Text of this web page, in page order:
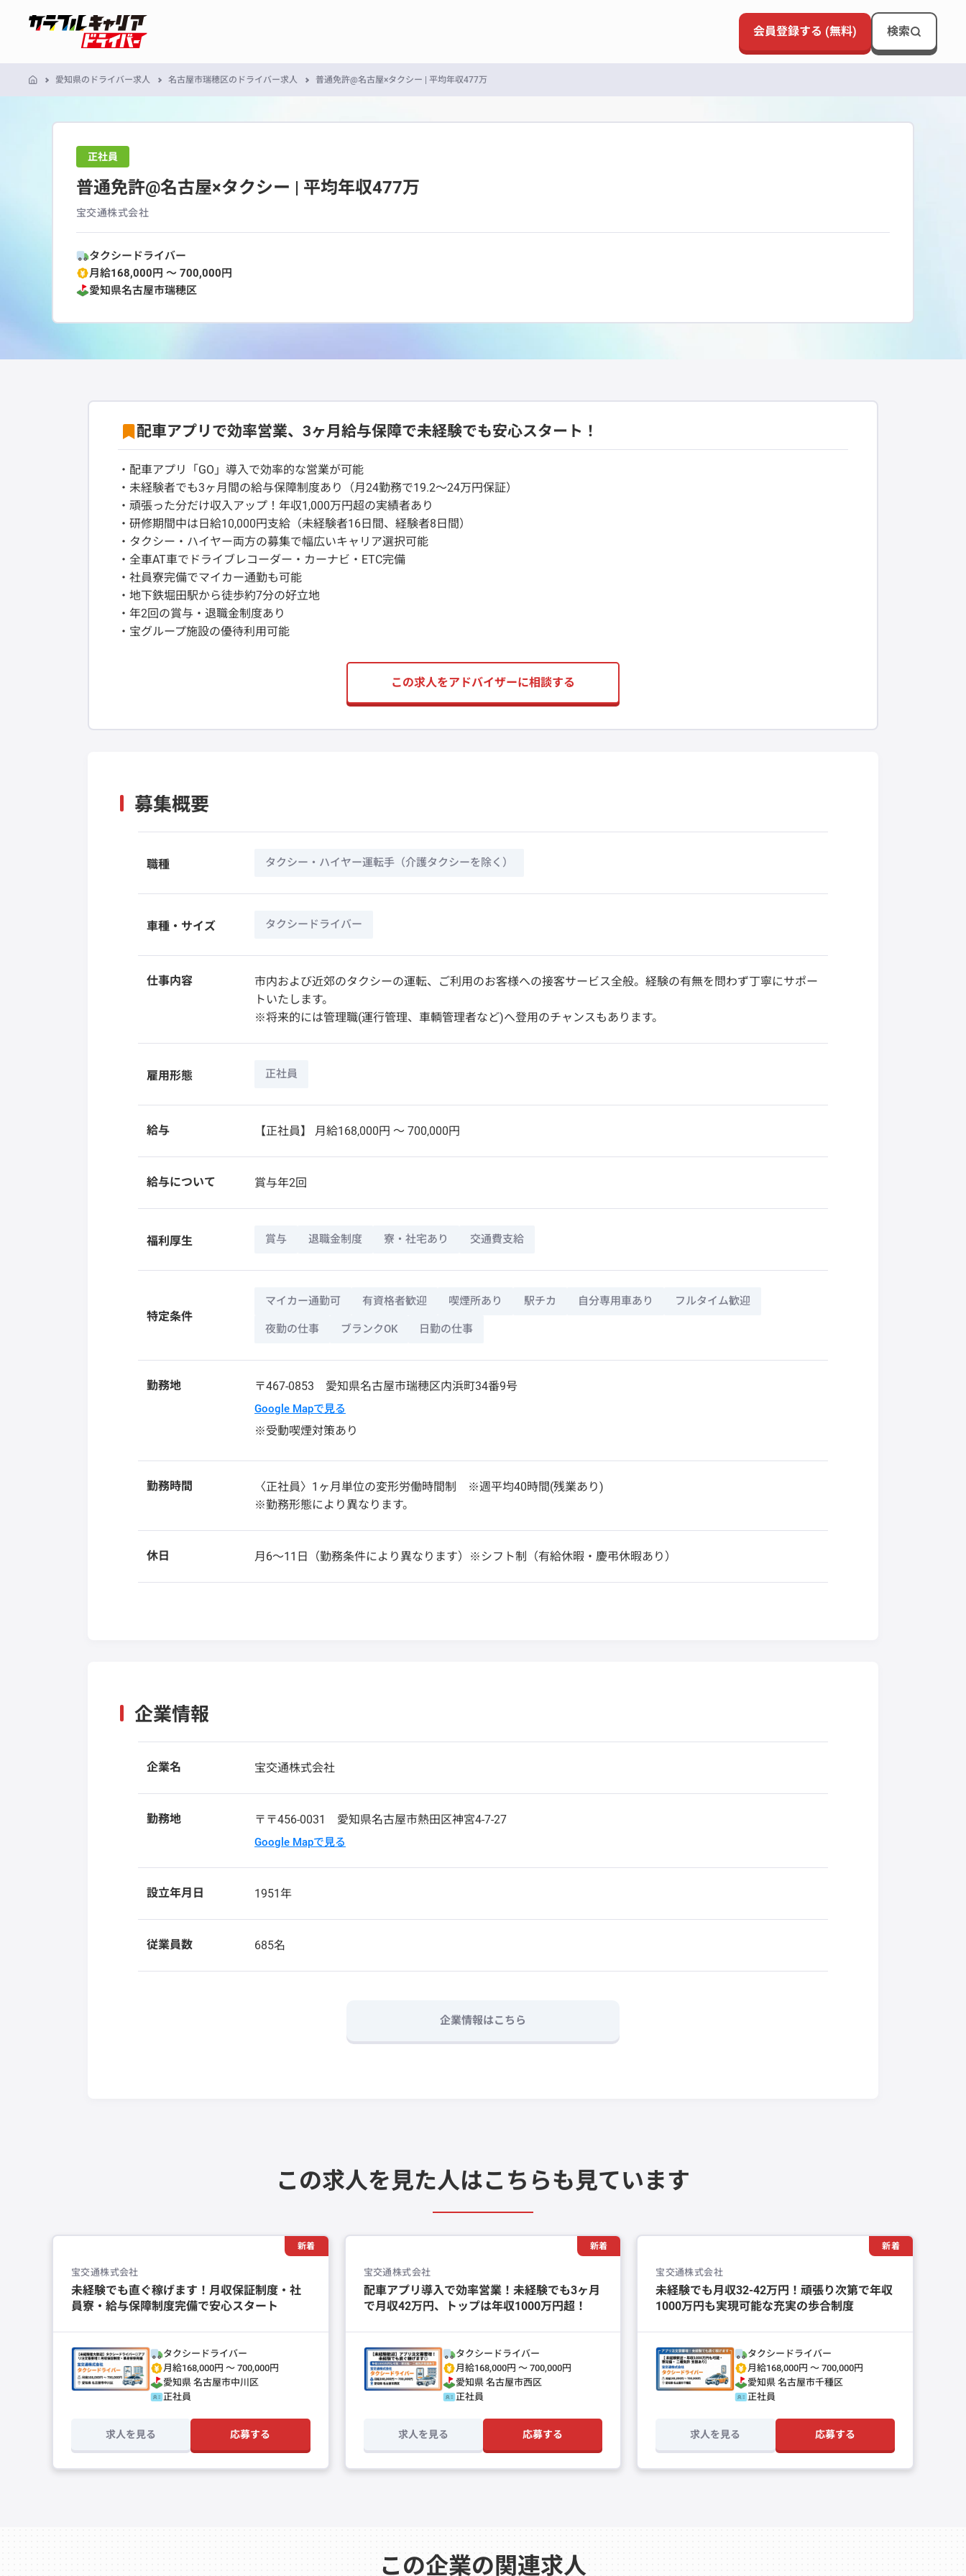
会員登録する (無料) 検索
愛知県のドライバー求人 名古屋市瑞穂区のドライバー求人 普通免許@名古屋×タクシー | 平均年収477万
正社員
普通免許@名古屋×タクシー | 平均年収477万
宝交通株式会社
タクシードライバー
月給168,000円 〜 700,000円
愛知県名古屋市瑞穂区
配車アプリで効率営業、3ヶ月給与保障で未経験でも安心スタート！
・配車アプリ「GO」導入で効率的な営業が可能
・未経験者でも3ヶ月間の給与保障制度あり（月24勤務で19.2～24万円保証）
・頑張った分だけ収入アップ！年収1,000万円超の実績者あり
・研修期間中は日給10,000円支給（未経験者16日間、経験者8日間）
・タクシー・ハイヤー両方の募集で幅広いキャリア選択可能
・全車AT車でドライブレコーダー・カーナビ・ETC完備
・社員寮完備でマイカー通勤も可能
・地下鉄堀田駅から徒歩約7分の好立地
・年2回の賞与・退職金制度あり
・宝グループ施設の優待利用可能
この求人をアドバイザーに相談する
募集概要
職種 タクシー・ハイヤー運転手（介護タクシーを除く）
車種・サイズ タクシードライバー
仕事内容
市内および近郊のタクシーの運転、ご利用のお客様への接客サービス全般。経験の有無を問わず丁寧にサポー
トいたします。
※将来的には管理職(運行管理、車輌管理者など)へ登用のチャンスもあります。
雇用形態 正社員
給与 【正社員】 月給168,000円 〜 700,000円
給与について 賞与年2回
福利厚生 賞与 退職金制度 寮・社宅あり 交通費支給
特定条件
マイカー通勤可 有資格者歓迎 喫煙所あり 駅チカ 自分専用車あり フルタイム歓迎
夜勤の仕事 ブランクOK 日勤の仕事
勤務地 〒467-0853 愛知県名古屋市瑞穂区内浜町34番9号
Google Mapで見る
※受動喫煙対策あり
勤務時間
〈正社員〉1ヶ月単位の変形労働時間制 ※週平均40時間(残業あり)
※勤務形態により異なります。
休日 月6〜11日（勤務条件により異なります）※シフト制（有給休暇・慶弔休暇あり）
企業情報
企業名 宝交通株式会社
勤務地 〒〒456-0031 愛知県名古屋市熱田区神宮4-7-27
Google Mapで見る
設立年月日 1951年
従業員数 685名
企業情報はこちら
この求人を見た人はこちらも見ています
新着
宝交通株式会社
未経験でも直ぐ稼げます！月収保証制度・社
員寮・給与保障制度完備で安心スタート
タクシードライバー
月給168,000円 〜 700,000円
愛知県 名古屋市中川区
正社員
求人を見る 応募する
新着
宝交通株式会社
配車アプリ導入で効率営業！未経験でも3ヶ月
で月収42万円、トップは年収1000万円超！
タクシードライバー
月給168,000円 〜 700,000円
愛知県 名古屋市西区
正社員
求人を見る 応募する
新着
宝交通株式会社
未経験でも月収32-42万円！頑張り次第で年収
1000万円も実現可能な充実の歩合制度
タクシードライバー
月給168,000円 〜 700,000円
愛知県名古屋市千種区
正社員
求人を見る 応募する
この企業の関連求人